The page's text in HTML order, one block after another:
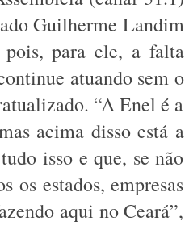
Guilherme Landim
para ele, a falta
atuando sem o
“A Enel é a
acima disso está a
isso e que, se não
os estados, empresas
aqui no Ceará”,